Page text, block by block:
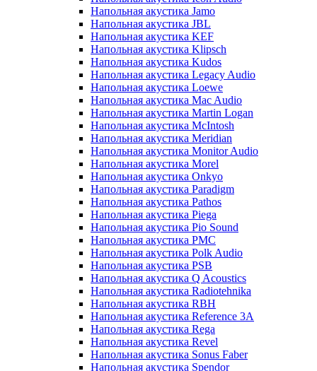
Напольная акустика Jamo
Напольная акустика JBL
Напольная акустика KEF
Напольная акустика Klipsch
Напольная акустика Kudos
Напольная акустика Legacy Audio
Напольная акустика Loewe
Напольная акустика Mac Audio
Напольная акустика Martin Logan
Напольная акустика McIntosh
Напольная акустика Meridian
Напольная акустика Monitor Audio
Напольная акустика Morel
Напольная акустика Onkyo
Напольная акустика Paradigm
Напольная акустика Pathos
Напольная акустика Piega
Напольная акустика Pio Sound
Напольная акустика PMC
Напольная акустика Polk Audio
Напольная акустика PSB
Напольная акустика Q Acoustics
Напольная акустика Radiotehnika
Напольная акустика RBH
Напольная акустика Reference 3A
Напольная акустика Rega
Напольная акустика Revel
Напольная акустика Sonus Faber
Напольная акустика Spendor